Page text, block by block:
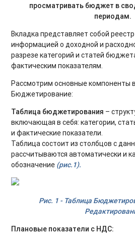
просматривать бюджет в
периодам.
Вкладка представляет собой
информацией о доходной и
разрезе категорий и статей
фактическим показателям.
Рассмотрим основные компоненты
Бюджетирование:
Таблица бюджетирования –
включающая в себя: категории,
и фактические показатели.
Таблица состоит из столбцов с
рассчитываются автоматически и
обозначение (рис.1).
Рис. 1 - Таблица
Плановые показатели с НДС: